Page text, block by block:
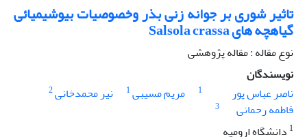
تاثیر شوری بر جوانه زنی بذر وخصوصیات بیوشیمیائی
گیاهچه های Salsola crassa
نوع مقاله : مقاله پژوهشی
نویسندگان
ناصر عباس پور
1 مریم مسیبی1 نیر محمدخانی2
فاطمه رحمانی
3
1 دانشگاه ارومیه